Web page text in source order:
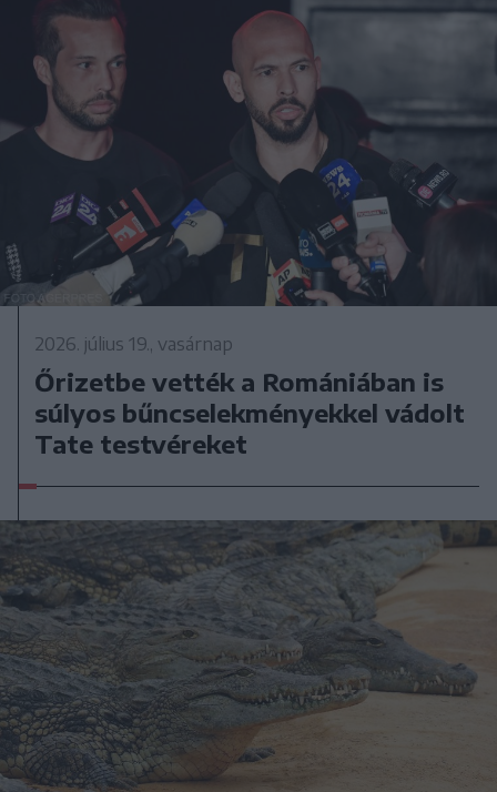
2026. július 19., vasárnap
Őrizetbe vették a Romániában is
súlyos bűncselekményekkel vádolt
Tate testvéreket